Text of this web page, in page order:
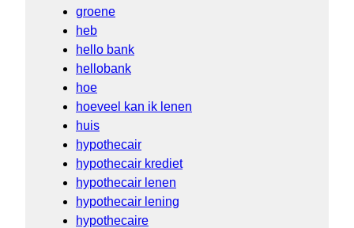
groene
heb
hello bank
hellobank
hoe
hoeveel kan ik lenen
huis
hypothecair
hypothecair krediet
hypothecair lenen
hypothecair lening
hypothecaire